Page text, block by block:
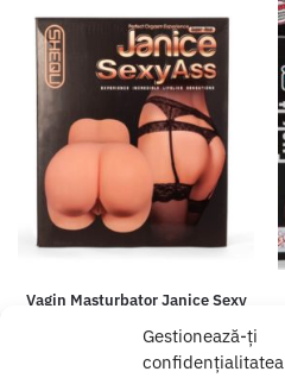
Gestionează-ți
confidențialitatea
Vagin Masturbator Janice Sexy